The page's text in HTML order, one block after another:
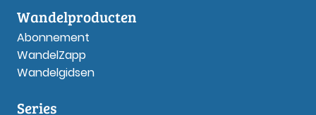
Wandelproducten
Abonnement
WandelZapp
Wandelgidsen
Series